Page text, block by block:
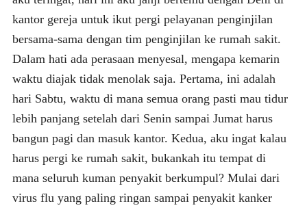
kantor gereja untuk ikut pergi pelayanan penginjilan
bersama-sama dengan tim penginjilan ke rumah sakit.
Dalam hati ada perasaan menyesal, mengapa kemarin
waktu diajak tidak menolak saja. Pertama, ini adalah
hari Sabtu, waktu di mana semua orang pasti mau tidur
lebih panjang setelah dari Senin sampai Jumat harus
bangun pagi dan masuk kantor. Kedua, aku ingat kalau
harus pergi ke rumah sakit, bukankah itu tempat di
mana seluruh kuman penyakit berkumpul? Mulai dari
virus flu yang paling ringan sampai penyakit kanker